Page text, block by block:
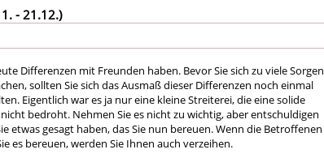
- 21.12.)
Differenzen mit Freunden haben. Bevor Sie sich zu viele Sorgen
sollten Sie sich das Ausmaß dieser Differenzen noch einmal
Eigentlich war es ja nur eine kleine Streiterei, die eine solide
bedroht. Nehmen Sie es nicht zu wichtig, aber entschuldigen
etwas gesagt haben, das Sie nun bereuen. Wenn die Betroffenen
es bereuen, werden Sie Ihnen auch verzeihen.